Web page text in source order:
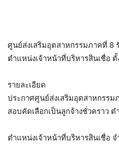
ศูนย์ส่งเสริมอุตสาหกรรมภาคที่ 8
ตำแหน่งเจ้าหน้าที่บริหารสินเชื่อ
รายละเอียด
ประกาศศูนย์ส่งเสริมอุตสาหกรรม
สอบคัดเลือกเป็นลูกจ้างชั่วคราว
ตำแหน่งเจ้าหน้าที่บริหารสินเชื่อ จ